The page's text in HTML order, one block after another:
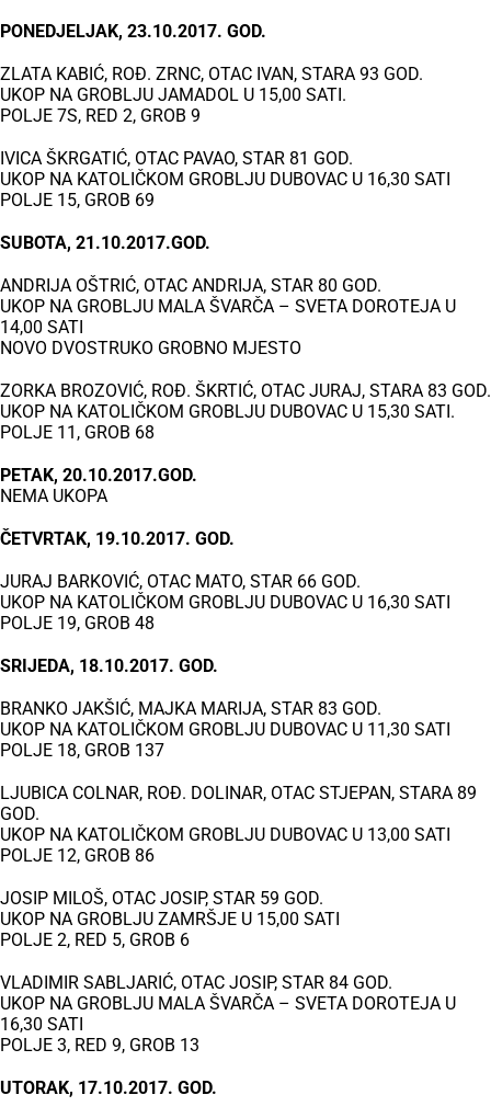
PONEDJELJAK, 23.10.2017. GOD.
ZLATA KABIĆ, ROĐ. ZRNC, OTAC IVAN, STARA 93 GOD.
UKOP NA GROBLJU JAMADOL U 15,00 SATI.
POLJE 7S, RED 2, GROB 9
IVICA ŠKRGATIĆ, OTAC PAVAO, STAR 81 GOD.
UKOP NA KATOLIČKOM GROBLJU DUBOVAC U 16,30 SATI
POLJE 15, GROB 69
SUBOTA, 21.10.2017.GOD.
ANDRIJA OŠTRIĆ, OTAC ANDRIJA, STAR 80 GOD.
UKOP NA GROBLJU MALA ŠVARČA – SVETA DOROTEJA U
14,00 SATI
NOVO DVOSTRUKO GROBNO MJESTO
ZORKA BROZOVIĆ, ROĐ. ŠKRTIĆ, OTAC JURAJ, STARA 83 GOD.
UKOP NA KATOLIČKOM GROBLJU DUBOVAC U 15,30 SATI.
POLJE 11, GROB 68
PETAK, 20.10.2017.GOD.
NEMA UKOPA
ČETVRTAK, 19.10.2017. GOD.
JURAJ BARKOVIĆ, OTAC MATO, STAR 66 GOD.
UKOP NA KATOLIČKOM GROBLJU DUBOVAC U 16,30 SATI
POLJE 19, GROB 48
SRIJEDA, 18.10.2017. GOD.
BRANKO JAKŠIĆ, MAJKA MARIJA, STAR 83 GOD.
UKOP NA KATOLIČKOM GROBLJU DUBOVAC U 11,30 SATI
POLJE 18, GROB 137
LJUBICA COLNAR, ROĐ. DOLINAR, OTAC STJEPAN, STARA 89
GOD.
UKOP NA KATOLIČKOM GROBLJU DUBOVAC U 13,00 SATI
POLJE 12, GROB 86
JOSIP MILOŠ, OTAC JOSIP, STAR 59 GOD.
UKOP NA GROBLJU ZAMRŠJE U 15,00 SATI
POLJE 2, RED 5, GROB 6
VLADIMIR SABLJARIĆ, OTAC JOSIP, STAR 84 GOD.
UKOP NA GROBLJU MALA ŠVARČA – SVETA DOROTEJA U
16,30 SATI
POLJE 3, RED 9, GROB 13
UTORAK, 17.10.2017. GOD.